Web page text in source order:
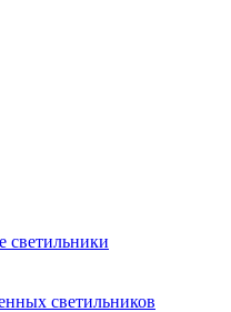
светильники
светильников